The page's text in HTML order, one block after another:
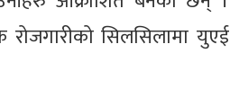
रोजगारीको सिलसिलामा युएई